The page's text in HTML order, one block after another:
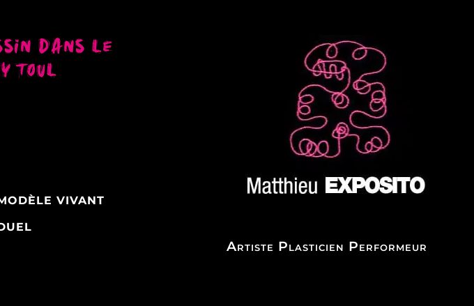
dans le
Toul
VIVANT
Artiste Plasticien Performeur